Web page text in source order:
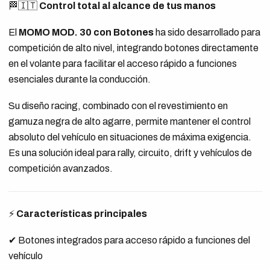
🏁🇮🇹 Control total al alcance de tus manos
El MOMO MOD. 30 con Botonesha sido desarrollado para
competición de alto nivel, integrando botones directamente
en el volante para facilitar el acceso rápido a funciones
esenciales durante la conducción.
Su diseño racing, combinado con el revestimiento en
gamuza negra de alto agarre, permite mantener el control
absoluto del vehículo en situaciones de máxima exigencia.
Es una solución ideal para rally, circuito, drift y vehículos de
competición avanzados.
⚡ Características principales
✔ Botones integrados para acceso rápido a funciones del
vehículo